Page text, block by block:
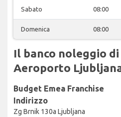
Sabato 08:00
Domenica 08:00
Il banco noleggio di
Aeroporto
Budget Emea Franchise
Indirizzo
Zg Brnik 130a Ljubljana